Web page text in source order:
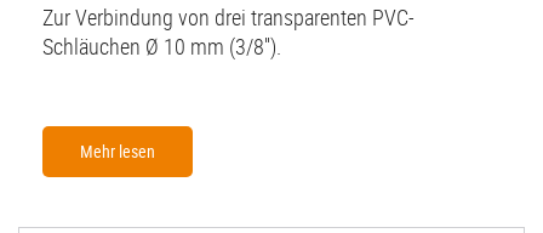
Zur Verbindung von drei transparenten PVC-
Schläuchen Ø 10 mm (3/8'').
Mehr lesen